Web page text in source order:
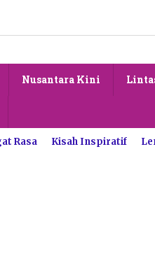
Nusantara Kini
Rasa Kisah Inspiratif